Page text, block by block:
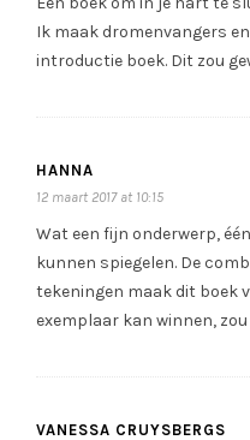
Ik maak dromenvangers
introductie boek. Dit zou
HANNA
12 maart 2017 at 10:15
Wat een fijn onderwerp,
kunnen spiegelen. De
tekeningen maak dit boek
exemplaar kan winnen,
VANESSA CRUYSBERGS